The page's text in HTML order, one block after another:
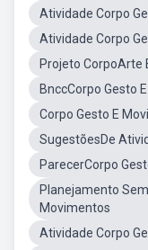
Atividade Corpo
Atividade Corpo
Projeto CorpoArte
BnccCorpo Gesto
Corpo Gesto E
SugestõesDe
ParecerCorpo
Planejamento
Movimentos
Atividade Corpo